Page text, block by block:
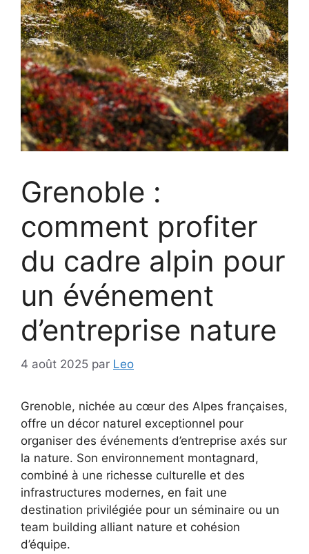
Grenoble :
comment profiter
du cadre alpin pour
un événement
d’entreprise nature
4 août 2025 par Leo
Grenoble, nichée au cœur des Alpes françaises,
offre un décor naturel exceptionnel pour
organiser des événements d’entreprise axés sur
la nature. Son environnement montagnard,
combiné à une richesse culturelle et des
infrastructures modernes, en fait une
destination privilégiée pour un séminaire ou un
team building alliant nature et cohésion
d’équipe.